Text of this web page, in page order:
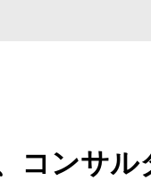
コンサル